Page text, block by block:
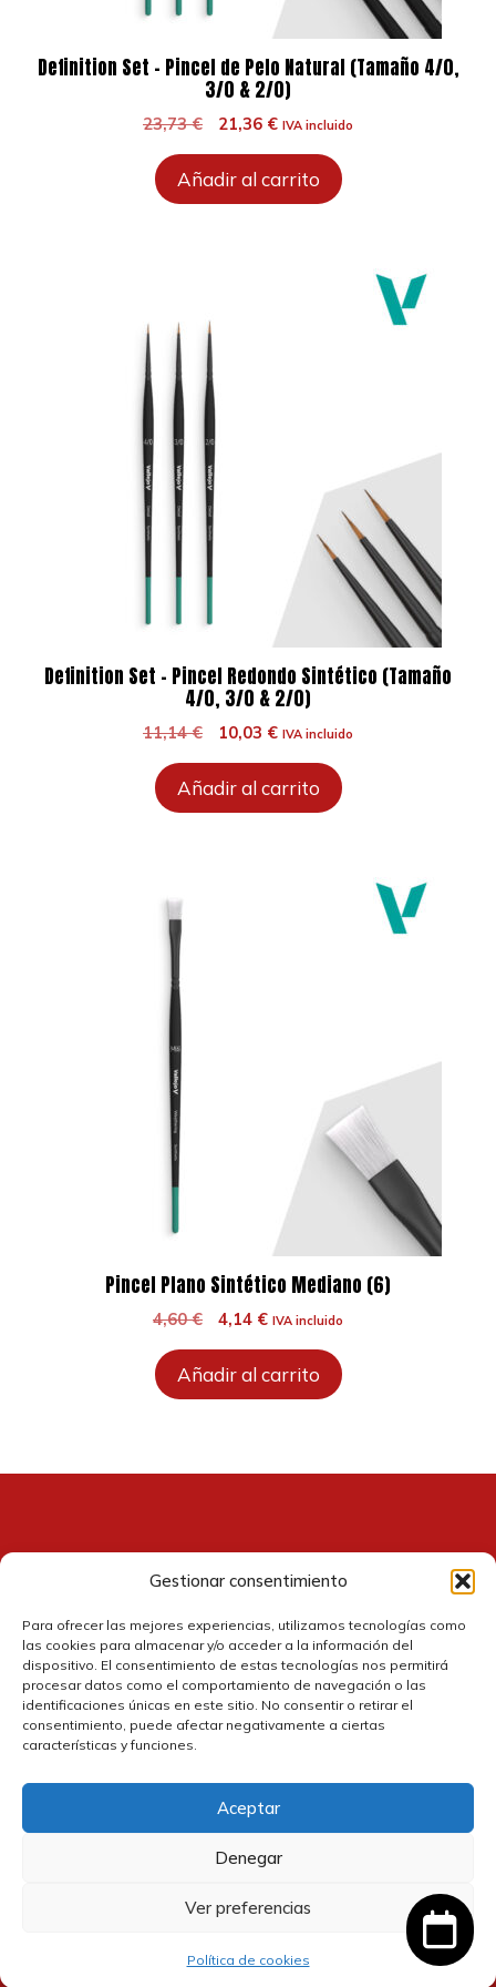
Gestionar consentimiento
Para ofrecer las mejores experiencias, utilizamos tecnologías como
las cookies para almacenar y/o acceder a la información del
dispositivo. El consentimiento de estas tecnologías nos permitirá
procesar datos como el comportamiento de navegación o las
identificaciones únicas en este sitio. No consentir o retirar el
consentimiento, puede afectar negativamente a ciertas
características y funciones.
Aceptar
Denegar
Ver preferencias
Política de cookies
Definition Set – Pincel de Pelo Natural (Tamaño 4/0,
3/0 & 2/0)
23,73€
El
original
era:
21,36 €El
actual
es:
IVA incluido
Añadir al carrito
Definition Set – Pincel Redondo Sintético (Tamaño
4/0, 3/0 & 2/0)
11,14€
El
original
era:
10,03 €El
actual
es:
IVA incluido
Añadir al carrito
Pincel Plano Sintético Mediano (6)
4,60€
El
original
era:
4,14 €El
actual
es:
IVA incluido
Añadir al carrito
Contacto
2,75€
incluido
Añadir al carrito